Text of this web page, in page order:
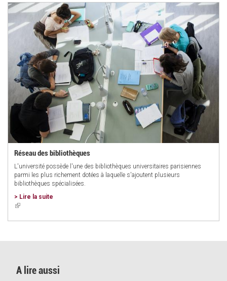
Réseau des bibliothèques
L'université possède l'une des bibliothèques universitaires parisiennes
parmi les plus richement dotées à laquelle s'ajoutent plusieurs
bibliothèques spécialisées.
> Lire la suite
(link
external)
A lire aussi